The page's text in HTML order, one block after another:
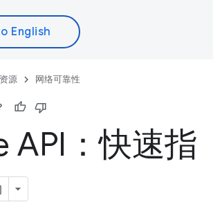
资源 网络可靠性
API：快速指